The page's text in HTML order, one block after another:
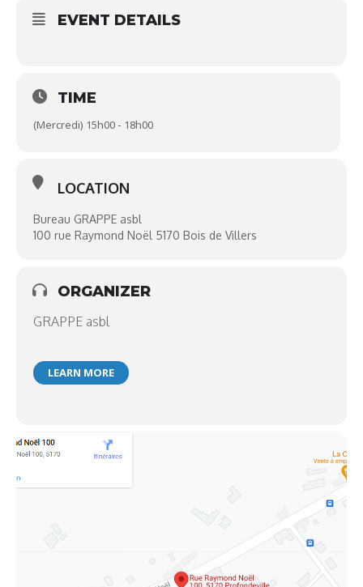
EVENT DETAILS
TIME
(Mercredi) 15h00 - 18h00
LOCATION
Bureau GRAPPE asbl
100 rue Raymond Noël 5170 Bois de Villers
ORGANIZER
GRAPPE asbl
LEARN MORE